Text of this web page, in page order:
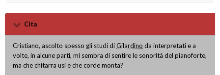
Cita
Cristiano, ascolto spesso gli studi diGilardino da interpretati e a
volte, in alcune parti, mi sembra di sentire le sonorità del pianoforte,
ma che chitarra usi e che corde monta?